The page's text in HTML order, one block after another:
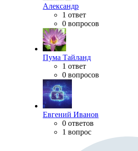
Александр
1 ответ
0 вопросов
Пума Тайланд
1 ответ
0 вопросов
Евгений Иванов
0 ответов
1 вопрос